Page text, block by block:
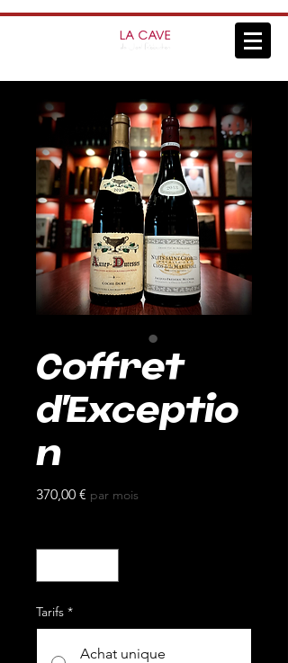
Coffret
d'Exceptio
n
370,00 € Prix
par mois
Tarifs *
Achat unique